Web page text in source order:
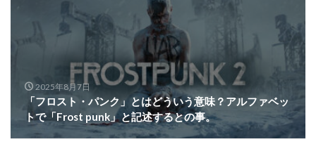
2025年8月7日
「フロスト・パンク」とはどういう意味？アルファベッ
トで「Frost punk」と記述するとの事。